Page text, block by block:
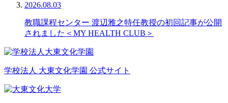
2026.08.03
教職課程センター 渡辺雅之特任教授の初回記事が公開
されました＜MY HEALTH CLUB＞
学校法人 大東文化学園 公式サイト